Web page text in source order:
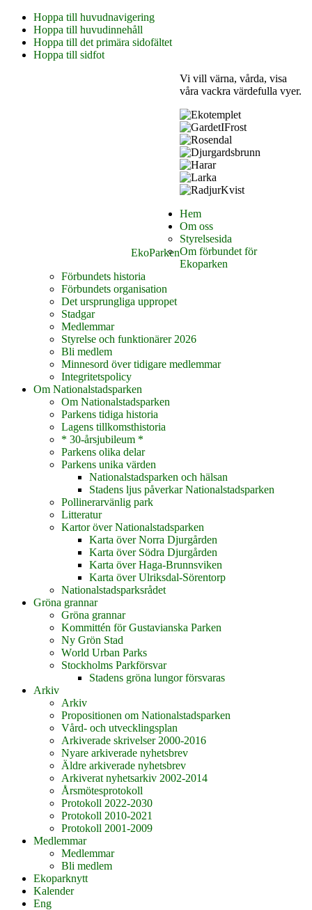
Hoppa till huvudnavigering
Hoppa till huvudinnehåll
Hoppa till det primära sidofältet
Hoppa till sidfot
EkoParken
Vi vill värna, vårda, visa
våra vackra värdefulla vyer.
Hem
Om oss
Styrelsesida
Om förbundet för
Ekoparken
Förbundets historia
Förbundets organisation
Det ursprungliga uppropet
Stadgar
Medlemmar
Styrelse och funktionärer 2026
Bli medlem
Minnesord över tidigare medlemmar
Integritetspolicy
Om Nationalstadsparken
Om Nationalstadsparken
Parkens tidiga historia
Lagens tillkomsthistoria
* 30-årsjubileum *
Parkens olika delar
Parkens unika värden
Nationalstadsparken och hälsan
Stadens ljus påverkar Nationalstadsparken
Pollinerarvänlig park
Litteratur
Kartor över Nationalstadsparken
Karta över Norra Djurgården
Karta över Södra Djurgården
Karta över Haga-Brunnsviken
Karta över Ulriksdal-Sörentorp
Nationalstadsparksrådet
Gröna grannar
Gröna grannar
Kommittén för Gustavianska Parken
Ny Grön Stad
World Urban Parks
Stockholms Parkförsvar
Stadens gröna lungor försvaras
Arkiv
Arkiv
Propositionen om Nationalstadsparken
Vård- och utvecklingsplan
Arkiverade skrivelser 2000-2016
Nyare arkiverade nyhetsbrev
Äldre arkiverade nyhetsbrev
Arkiverat nyhetsarkiv 2002-2014
Årsmötesprotokoll
Protokoll 2022-2030
Protokoll 2010-2021
Protokoll 2001-2009
Medlemmar
Medlemmar
Bli medlem
Ekoparknytt
Kalender
Eng